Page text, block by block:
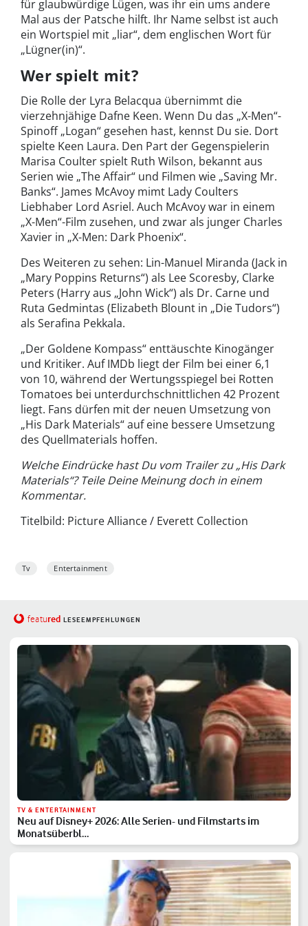
für glaubwürdige Lügen, was ihr ein ums andere
Mal aus der Patsche hilft. Ihr Name selbst ist auch
ein Wortspiel mit „liar“, dem englischen Wort für
„Lügner(in)“.
Wer spielt mit?
Die Rolle der Lyra Belacqua übernimmt die
vierzehnjähige Dafne Keen. Wenn Du das „X-Men“-
Spinoff „Logan“ gesehen hast, kennst Du sie. Dort
spielte Keen Laura. Den Part der Gegenspielerin
Marisa Coulter spielt Ruth Wilson, bekannt aus
Serien wie „The Affair“ und Filmen wie „Saving Mr.
Banks“. James McAvoy mimt Lady Coulters
Liebhaber Lord Asriel. Auch McAvoy war in einem
„X-Men“-Film zusehen, und zwar als junger Charles
Xavier in „X-Men: Dark Phoenix“.
Des Weiteren zu sehen: Lin-Manuel Miranda (Jack in
„Mary Poppins Returns“) als Lee Scoresby, Clarke
Peters (Harry aus „John Wick“) als Dr. Carne und
Ruta Gedmintas (Elizabeth Blount in „Die Tudors“)
als Serafina Pekkala.
„Der Goldene Kompass“ enttäuschte Kinogänger
und Kritiker. Auf IMDb liegt der Film bei einer 6,1
von 10, während der Wertungsspiegel bei Rotten
Tomatoes bei unterdurchschnittlichen 42 Prozent
liegt. Fans dürfen mit der neuen Umsetzung von
„His Dark Materials“ auf eine bessere Umsetzung
des Quellmaterials hoffen.
Welche Eindrücke hast Du vom Trailer zu „His Dark
Materials“? Teile Deine Meinung doch in einem
Kommentar.
Titelbild: Picture Alliance / Everett Collection
Tv Entertainment
featured LESEEMPFEHLUNGEN
TV & ENTERTAINMENT
Neu auf Disney+ 2026: Alle Serien- und Filmstarts im
Monatsüberbl…